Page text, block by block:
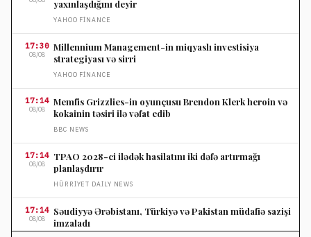
yaxınlaşdığını deyir
YAHOO FINANCE
17:30
08/08
Millennium Management-in miqyaslı investisiya
strategiyası və sirri
YAHOO FINANCE
17:14
08/08
Memfis Grizzlies-in oyunçusu Brendon Klerk heroin və
kokainin təsiri ilə vəfat edib
BBC NEWS
17:14
08/08
TPAO 2028-ci ilədək hasilatını iki dəfə artırmağı
planlaşdırır
HÜRRIYET DAILY NEWS
17:14
08/08
Səudiyyə Ərəbistanı, Türkiyə və Pakistan müdafiə sazişi
imzaladı